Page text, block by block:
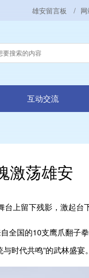
雄安留言板 /
互动交流
激荡雄安
上留下残影，激起台
国的10支鹰爪翻子拳
时代共鸣”的武林盛宴。